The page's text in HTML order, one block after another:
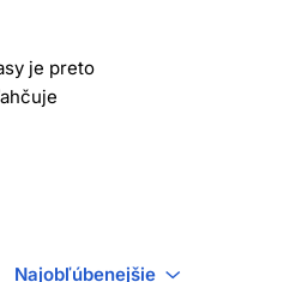
je preto
aj
Najobľúbenejšie